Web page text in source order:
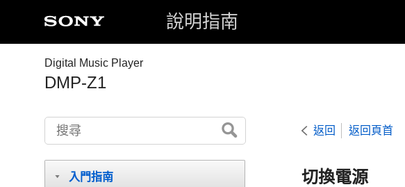
說明指南
Digital Music Player
DMP-Z1
返回 返回頁首
切換電源
入門指南